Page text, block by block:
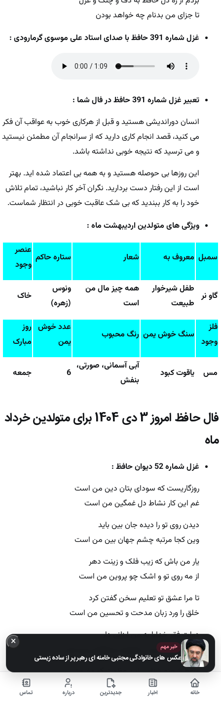
تا جزای من بدنام چه خواهد بودن
غزل شماره 391 حافظ با صدای استاد علی موسوی گرمارودی :
تعبیر غزل شماره 391 حافظ در فال شما :
انسان دوراندیشی هستید و قبل از هرکاری خوب به عواقب آن فکر
می کنید، قصد انجام کاری دارید که از سرانجام آن مطمئن نیستید
و می ترسید که نتیجه خوبی نداشته باشد.
این روزها بی حوصله هستید و به همه بی اعتماد شده اید. بهتر
است از این رفتار دست بردارید. نگران آخر کار نباشید، تمام تلاش
خود را به کار ببندید که بی شک عاقبت خوبی در انتظار شماست.
ویژگی های متولدین اردیبهشت ماه :
سمبل معروف به شعار ستاره حاکم
عنصر
وجود
گاو نر
طفل شیرخوار
طبیعت
همه چیز مال من
است
ونوس
(زهره)
خاک
فلز
وجود
سنگ خوش یمن رنگ محبوب
عدد خوش
یمن
روز
مبارک
مس یاقوت کبود
آبی آسمانی، صورتی،
بنفش
6 جمعه
فال حافظ امروز3 دی 1404
برای متولدین خرداد
ماه
غزل شماره 52 دیوان حافظ :
روزگاریست که سودای بتان دین من است
غم این کار نشاط دل غمگین من است
دیدن روی تو را دیده جان بین باید
وین کجا مرتبه چشم جهان بین من است
یار من باش که زیب فلک و زینت دهر
از مه روی تو و اشک چو پروین من است
تا مرا عشق تو تعلیم سخن گفتن کرد
خلق را ورد زبان مدحت و تحسین من است
دولت فقر خدایا به من ارزانی دار
کاین کرامت سبب حشمت و تمکین من است
واعظ شحنه شناس این عظمت گو مفروش
زان که منزلگه سلطان دل مسکین من است
× خبر مهم
عکس های خانوادگی مجتبی خامنه ای رهبر پر از ساده زیستی
خانه اخبار جدیدترین درباره تماس